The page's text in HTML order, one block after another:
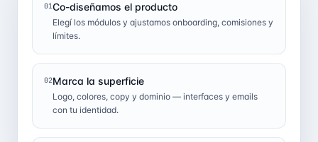
01Co-diseñamos el producto
Elegí los módulos y ajustamos onboarding, comisiones y
límites.
02Marca la superficie
Logo, colores, copy y dominio — interfaces y emails
con tu identidad.